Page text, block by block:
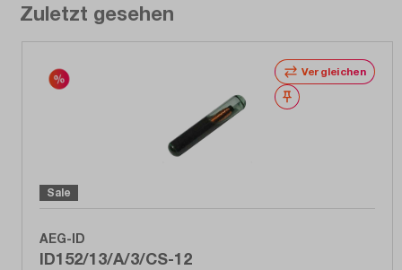
Zuletzt gesehen
Vergleichen
Merken
Sale
AEG-ID
ID152/13/A/3/CS-12